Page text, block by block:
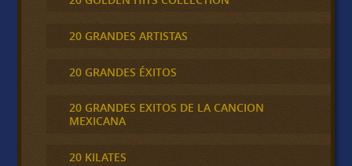
20 GRANDES ARTISTAS
20 GRANDES ÉXITOS
20 GRANDES EXITOS DE LA CANCION
MEXICANA
20 KILATES